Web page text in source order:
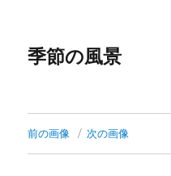
季節の風景
前の画像 次の画像